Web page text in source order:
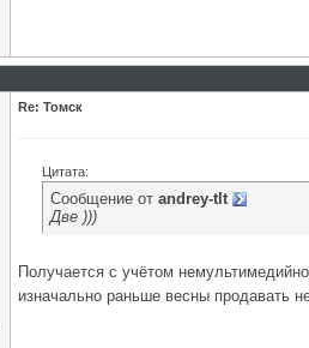
Re: Томск
Цитата:
Сообщение от andrey-tlt
Две )))
Получается с учётом
изначально раньше весны продавать